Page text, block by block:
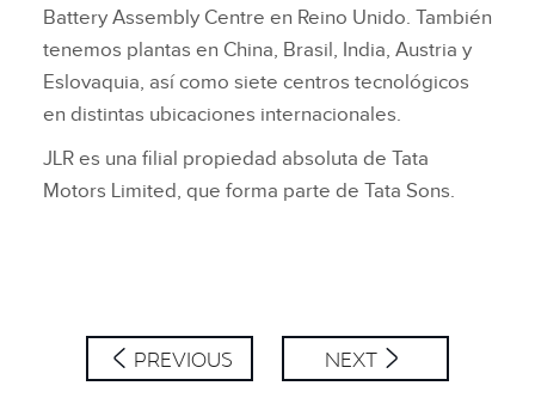
Battery Assembly Centre en Reino Unido. También
tenemos plantas en China, Brasil, India, Austria y
Eslovaquia, así como siete centros tecnológicos
en distintas ubicaciones internacionales.
JLR es una filial propiedad absoluta de Tata
Motors Limited, que forma parte de Tata Sons.
PREVIOUS NEXT